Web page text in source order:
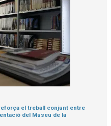
el treball conjunt entre
del Museu de la